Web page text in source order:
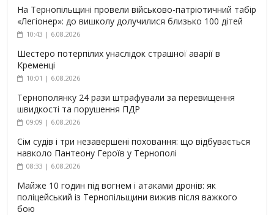
На Тернопільщині провели військово-патріотичний табір
«Легіонер»: до вишколу долучилися близько 100 дітей
10:43 | 6.08.2026
Шестеро потерпілих унаслідок страшної аварії в
Кременці
10:01 | 6.08.2026
Тернополянку 24 рази штрафували за перевищення
швидкості та порушення ПДР
09:09 | 6.08.2026
Сім судів і три незавершені поховання: що відбувається
навколо Пантеону Героїв у Тернополі
08:33 | 6.08.2026
Майже 10 годин під вогнем і атаками дронів: як
поліцейський із Тернопільщини вижив після важкого
бою